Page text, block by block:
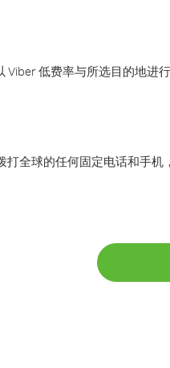
Viber 低费率与所选目的地进行
打全球的任何固定电话和手